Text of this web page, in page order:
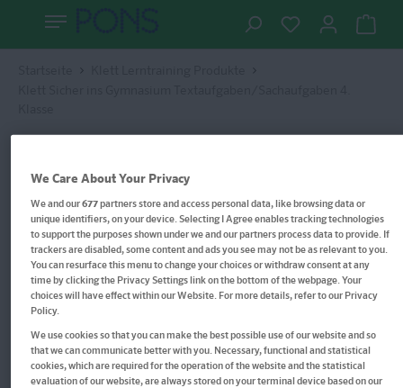
We Care About Your Privacy
We and our677partners store and access personal data, like browsing data or
unique identifiers, on your device. Selecting I Agree enables tracking technologies
to support the purposes shown under we and our partners process data to provide. If
trackers are disabled, some content and ads you see may not be as relevant to you.
You can resurface this menu to change your choices or withdraw consent at any
time by clicking the Privacy Settings link on the bottom of the webpage. Your
choices will have effect within our Website. For more details, refer to our Privacy
Policy.
We use cookies so that you can make the best possible use of our website and so
that we can communicate better with you. Necessary, functional and statistical
cookies, which are required for the operation of the website and the statistical
evaluation of our website, are always stored on your terminal device based on our